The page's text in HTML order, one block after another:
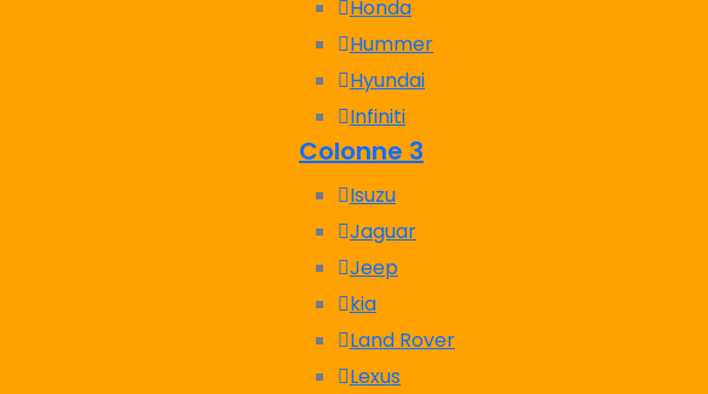
Honda
Hummer
Hyundai
Infiniti
Colonne 3
Isuzu
Jaguar
Jeep
kia
Land Rover
Lexus